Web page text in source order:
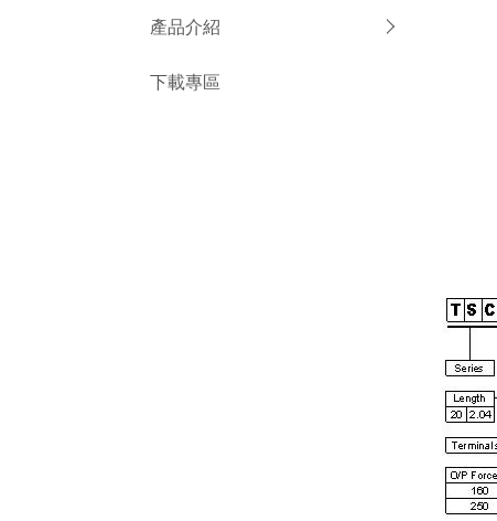
產品介紹
下載專區